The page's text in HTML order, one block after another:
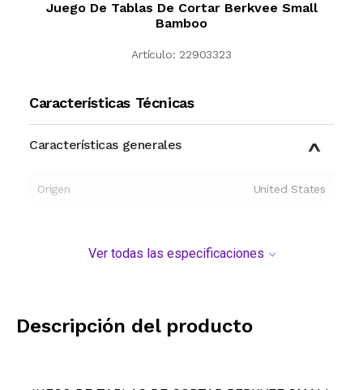
Juego De Tablas De Cortar Berkvee Small
Bamboo
Artículo: 22903323
Características Técnicas
Características generales
Origen United States
Ver todas las especificaciones
Descripción del producto